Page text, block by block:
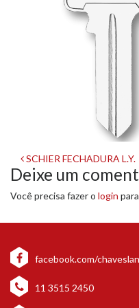
Navegação
de
post
SCHIER FECHADURA L.Y.
Deixe um
Você precisa fazer o login
facebook.com/
11 3515 2450